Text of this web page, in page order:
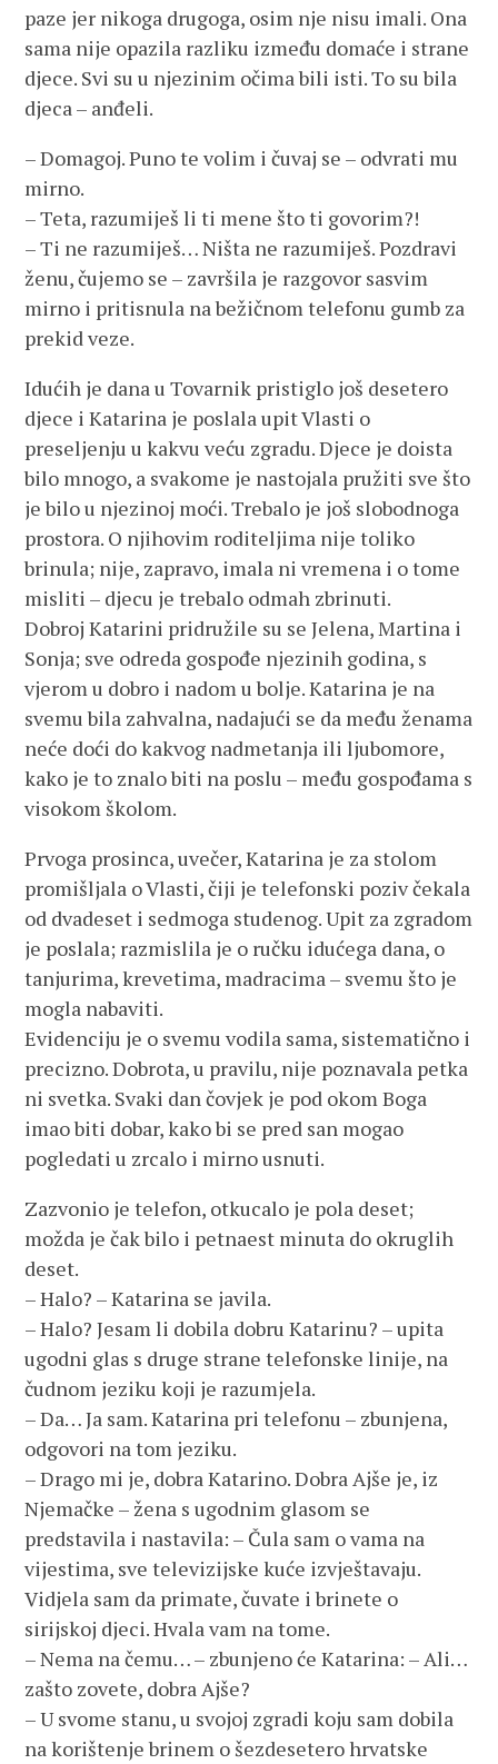
paze jer nikoga drugoga, osim nje nisu imali. Ona
sama nije opazila razliku između domaće i strane
djece. Svi su u njezinim očima bili isti. To su bila
djeca – anđeli.
– Domagoj. Puno te volim i čuvaj se – odvrati mu
mirno.
– Teta, razumiješ li ti mene što ti govorim?!
– Ti ne razumiješ… Ništa ne razumiješ. Pozdravi
ženu, čujemo se – završila je razgovor sasvim
mirno i pritisnula na bežičnom telefonu gumb za
prekid veze.
Idućih je dana u Tovarnik pristiglo još desetero
djece i Katarina je poslala upit Vlasti o
preseljenju u kakvu veću zgradu. Djece je doista
bilo mnogo, a svakome je nastojala pružiti sve što
je bilo u njezinoj moći. Trebalo je još slobodnoga
prostora. O njihovim roditeljima nije toliko
brinula; nije, zapravo, imala ni vremena i o tome
misliti – djecu je trebalo odmah zbrinuti.
Dobroj Katarini pridružile su se Jelena, Martina i
Sonja; sve odreda gospođe njezinih godina, s
vjerom u dobro i nadom u bolje. Katarina je na
svemu bila zahvalna, nadajući se da među ženama
neće doći do kakvog nadmetanja ili ljubomore,
kako je to znalo biti na poslu – među gospođama s
visokom školom.
Prvoga prosinca, uvečer, Katarina je za stolom
promišljala o Vlasti, čiji je telefonski poziv čekala
od dvadeset i sedmoga studenog. Upit za zgradom
je poslala; razmislila je o ručku idućega dana, o
tanjurima, krevetima, madracima – svemu što je
mogla nabaviti.
Evidenciju je o svemu vodila sama, sistematično i
precizno. Dobrota, u pravilu, nije poznavala petka
ni svetka. Svaki dan čovjek je pod okom Boga
imao biti dobar, kako bi se pred san mogao
pogledati u zrcalo i mirno usnuti.
Zazvonio je telefon, otkucalo je pola deset;
možda je čak bilo i petnaest minuta do okruglih
deset.
– Halo? – Katarina se javila.
– Halo? Jesam li dobila dobru Katarinu? – upita
ugodni glas s druge strane telefonske linije, na
čudnom jeziku koji je razumjela.
– Da… Ja sam. Katarina pri telefonu – zbunjena,
odgovori na tom jeziku.
– Drago mi je, dobra Katarino. Dobra Ajše je, iz
Njemačke – žena s ugodnim glasom se
predstavila i nastavila: – Čula sam o vama na
vijestima, sve televizijske kuće izvještavaju.
Vidjela sam da primate, čuvate i brinete o
sirijskoj djeci. Hvala vam na tome.
– Nema na čemu… – zbunjeno će Katarina: – Ali…
zašto zovete, dobra Ajše?
– U svome stanu, u svojoj zgradi koju sam dobila
na korištenje brinem o šezdesetero hrvatske